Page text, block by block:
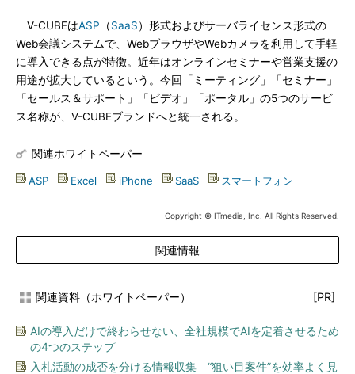
V-CUBEはASP （SaaS）形式およびサーバライセンス形式の
Web会議システムで、WebブラウザやWebカメラを利用して手軽
に導入できる点が特徴。近年はオンラインセミナーや営業支援の
用途が拡大しているという。今回「ミーティング」「セミナー」
「セールス＆サポート」「ビデオ」「ポータル」の5つのサービ
ス名称が、V-CUBEブランドへと統一される。
関連ホワイトペーパー
ASP Excel iPhone SaaS スマートフォン
Copyright © ITmedia, Inc. All Rights Reserved.
関連情報
関連資料（ホワイトペーパー） [PR]
AIの導入だけで終わらせない、全社規模でAIを定着させるため
の4つのステップ
入札活動の成否を分ける情報収集 “狙い目案件”を効率よく見